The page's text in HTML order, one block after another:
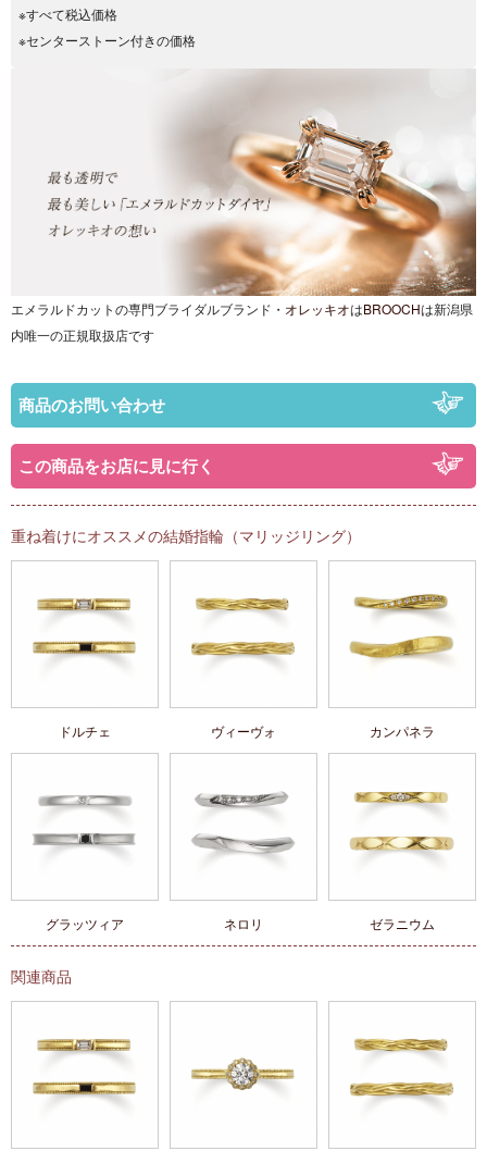
※すべて税込価格
※センターストーン付きの価格
エメラルドカットの専門ブライダルブランド・ オレッキオはBROOCHは新潟県
内唯一の正規取扱店です
商品のお問い合わせ
この商品をお店に見に行く
重ね着けにオススメの結婚指輪（マリッジリング）
ドルチェ ヴィーヴォ カンパネラ
グラッツィア ネロリ ゼラニウム
関連商品